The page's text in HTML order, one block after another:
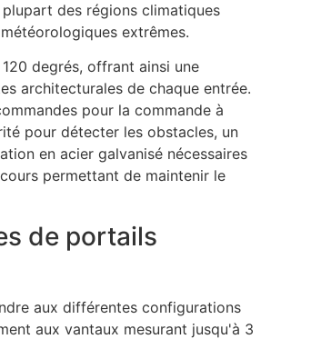
des régions climatiques
extrêmes.
degrés, offrant ainsi une
architecturales de chaque entrée.
pour la commande à
pour détecter les obstacles, un
en acier galvanisé nécessaires
permettant de maintenir le
de portails
aux différentes configurations
aux vantaux mesurant jusqu'à 3